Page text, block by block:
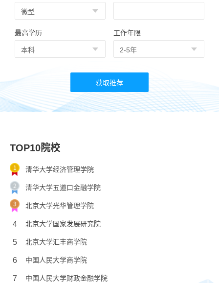
最高学历 工作年限
TOP10院校
清华大学经济管理学院
清华大学五道口金融学院
北京大学光华管理学院
4 北京大学国家发展研究院
5 北京大学汇丰商学院
6 中国人民大学商学院
7 中国人民大学财政金融学院